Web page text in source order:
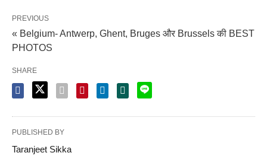
PREVIOUS
« Belgium- Antwerp, Ghent, Bruges और Brussels की BEST
PHOTOS
SHARE
PUBLISHED BY
Taranjeet Sikka